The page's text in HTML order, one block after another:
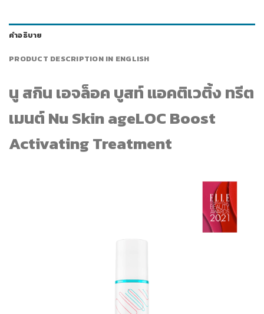
คำอธิบาย
PRODUCT DESCRIPTION IN ENGLISH
นู สกิน เอจล็อค บูสท์ แอคติเวติ้ง ทรีต
เมนต์ Nu Skin ageLOC Boost
Activating Treatment